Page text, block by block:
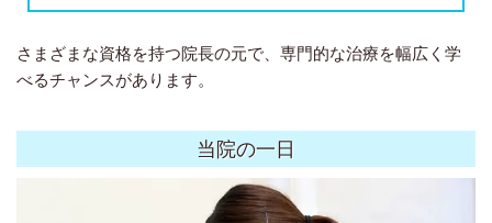
さまざまな資格を持つ院長の元で、専門的な治療を幅広く学
べるチャンスがあります。
当院の一日